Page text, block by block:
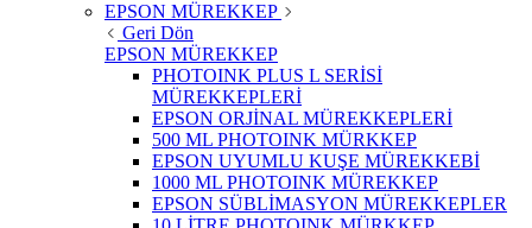
EPSON MÜREKKEP
Geri Dön
EPSON MÜREKKEP
PHOTOINK PLUS L SERİSİ
MÜREKKEPLERİ
EPSON ORJİNAL MÜREKKEPLERİ
500 ML PHOTOINK MÜRKKEP
EPSON UYUMLU KUŞE MÜREKKEBİ
1000 ML PHOTOINK MÜREKKEP
EPSON SÜBLİMASYON MÜREKKEPLER